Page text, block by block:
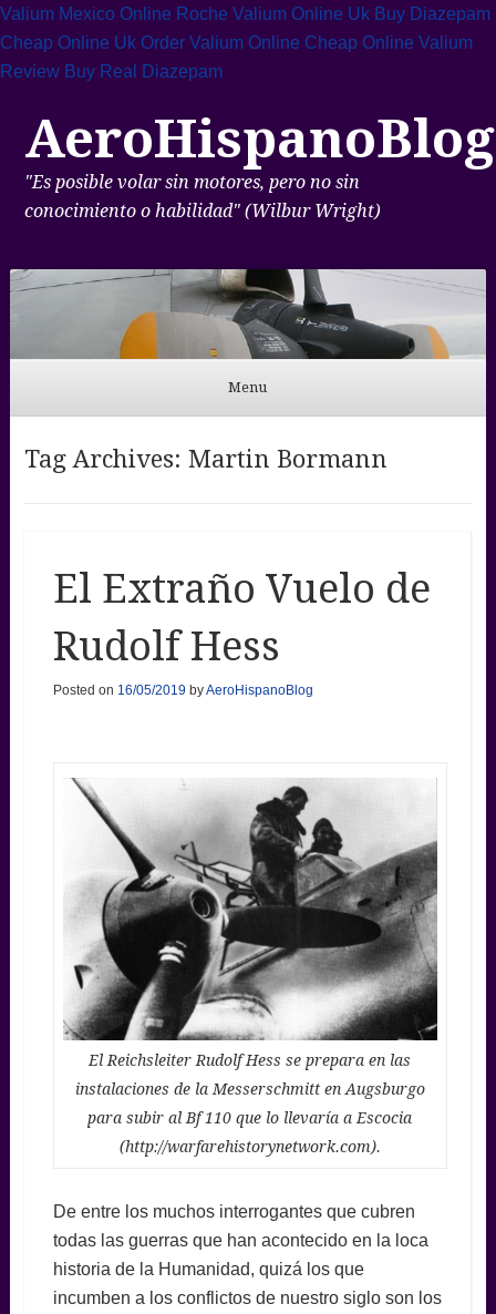
Valium Mexico Online Roche Valium Online Uk Buy Diazepam
Cheap Online Uk Order Valium Online Cheap Online Valium
Review Buy Real Diazepam
AeroHispanoBlog
"Es posible volar sin motores, pero no sin
conocimiento o habilidad" (Wilbur Wright)
Menu
Tag Archives: Martin Bormann
El Extraño Vuelo de
Rudolf Hess
Posted on 16/05/2019 byAeroHispanoBlog
El Reichsleiter Rudolf Hess se prepara en las
instalaciones de la Messerschmitt en Augsburgo
para subir al Bf 110 que lo llevaría a Escocia
(http://warfarehistorynetwork.com).
De entre los muchos interrogantes que cubren
todas las guerras que han acontecido en la loca
historia de la Humanidad, quizá los que
incumben a los conflictos de nuestro siglo son los